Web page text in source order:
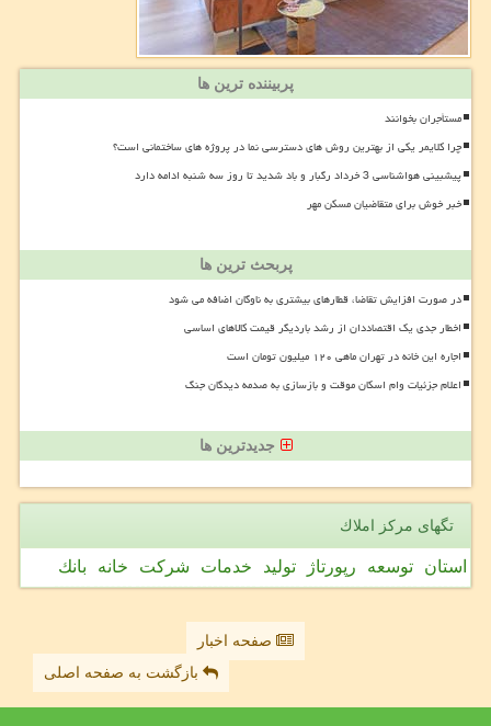
پربیننده ترین ها
مستأجران بخوانند
چرا کلایمر یکی از بهترین روش های دسترسی نما در پروژه های ساختمانی است؟
پیشبینی هواشناسی 3 خرداد رگبار و باد شدید تا روز سه شنبه ادامه دارد
خبر خوش برای متقاضیان مسکن مهر
پربحث ترین ها
در صورت افزایش تقاضا، قطارهای بیشتری به ناوگان اضافه می شود
اخطار جدی یک اقتصاددان از رشد باردیگر قیمت کالاهای اساسی
اجاره این خانه در تهران ماهی ۱۲۰ میلیون تومان است
اعلام جزئیات وام اسکان موقت و بازسازی به صدمه دیدگان جنگ
جدیدترین ها
تگهای مركز املاك
استان توسعه رپورتاژ تولید خدمات شركت خانه بانك
صفحه اخبار
بازگشت به صفحه اصلی